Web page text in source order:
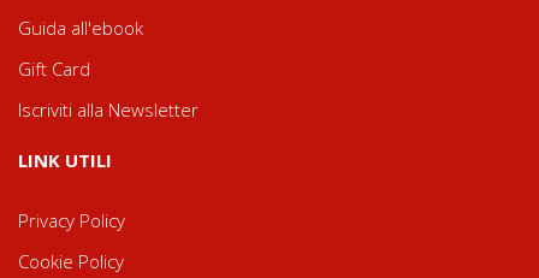
Guida all'ebook
Gift Card
Iscriviti alla Newsletter
LINK UTILI
Privacy Policy
Cookie Policy